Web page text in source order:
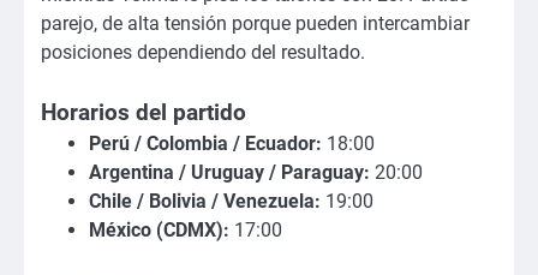
parejo, de alta tensión porque pueden intercambiar
posiciones dependiendo del resultado.
Horarios del partido
Perú / Colombia / Ecuador: 18:00
Argentina / Uruguay / Paraguay: 20:00
Chile / Bolivia / Venezuela: 19:00
México (CDMX): 17:00